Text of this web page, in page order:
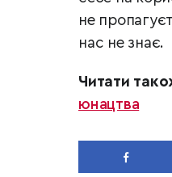
не
нас не знає.
Читати
юнацтва